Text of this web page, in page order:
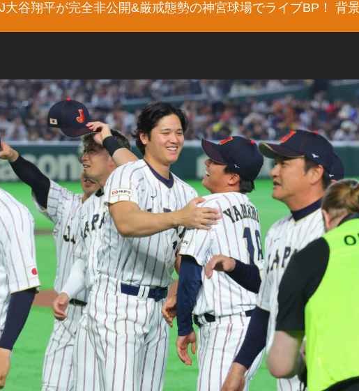
大谷翔平が完全非公開&厳戒態勢の神宮球場でライブBP！ 背